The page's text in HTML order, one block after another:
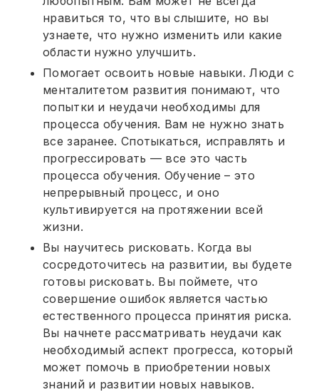
нравиться то, что вы слышите, но вы
узнаете, что нужно изменить или какие
области нужно улучшить.
Помогает освоить новые навыки. Люди с
менталитетом развития понимают, что
попытки и неудачи необходимы для
процесса обучения. Вам не нужно знать
все заранее. Спотыкаться, исправлять и
прогрессировать — все это часть
процесса обучения. Обучение – это
непрерывный процесс, и оно
культивируется на протяжении всей
жизни.
Вы научитесь рисковать. Когда вы
сосредоточитесь на развитии, вы будете
готовы рисковать. Вы поймете, что
совершение ошибок является частью
естественного процесса принятия риска.
Вы начнете рассматривать неудачи как
необходимый аспект прогресса, который
может помочь в приобретении новых
знаний и развитии новых навыков.